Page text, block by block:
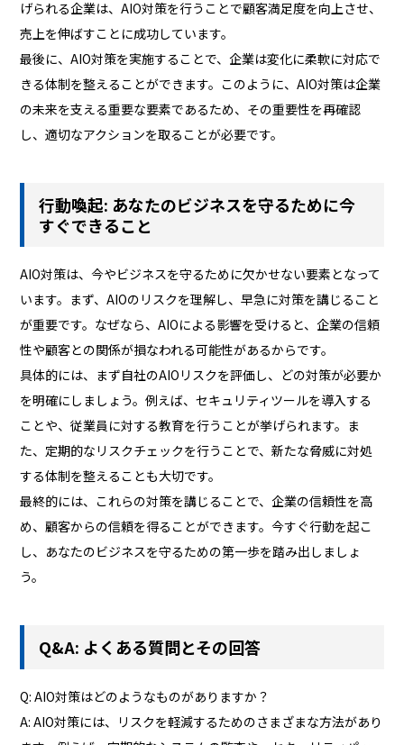
げられる企業は、AIO対策を行うことで顧客満足度を向上させ、
売上を伸ばすことに成功しています。
最後に、AIO対策を実施することで、企業は変化に柔軟に対応で
きる体制を整えることができます。このように、AIO対策は企業
の未来を支える重要な要素であるため、その重要性を再確認
し、適切なアクションを取ることが必要です。
行動喚起: あなたのビジネスを守るために今
すぐできること
AIO対策は、今やビジネスを守るために欠かせない要素となって
います。まず、AIOのリスクを理解し、早急に対策を講じること
が重要です。なぜなら、AIOによる影響を受けると、企業の信頼
性や顧客との関係が損なわれる可能性があるからです。
具体的には、まず自社のAIOリスクを評価し、どの対策が必要か
を明確にしましょう。例えば、セキュリティツールを導入する
ことや、従業員に対する教育を行うことが挙げられます。ま
た、定期的なリスクチェックを行うことで、新たな脅威に対処
する体制を整えることも大切です。
最終的には、これらの対策を講じることで、企業の信頼性を高
め、顧客からの信頼を得ることができます。今すぐ行動を起こ
し、あなたのビジネスを守るための第一歩を踏み出しましょ
う。
Q&A: よくある質問とその回答
Q: AIO対策はどのようなものがありますか？
A: AIO対策には、リスクを軽減するためのさまざまな方法があり